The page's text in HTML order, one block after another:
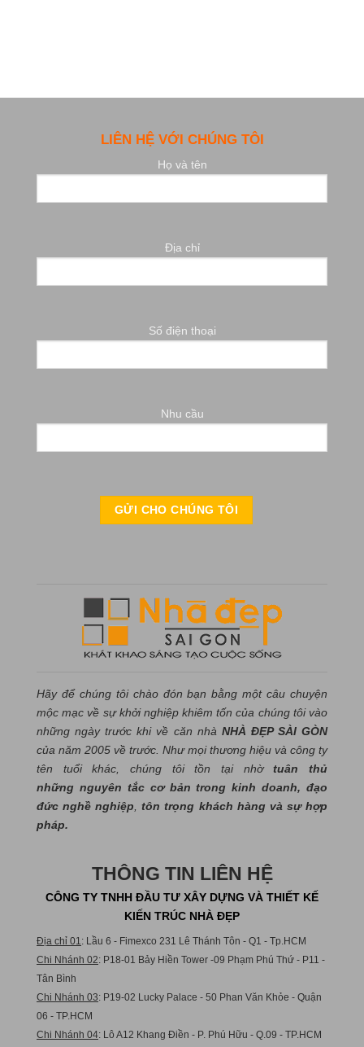
LIÊN HỆ VỚI CHÚNG TÔI
Họ và tên
Địa chỉ
Số điện thoại
Nhu cầu
Hãy để chúng tôi chào đón bạn bằng một câu chuyện
mộc mạc về sự khởi nghiệp khiêm tốn của chúng tôi vào
những ngày trước khi về căn nhà NHÀ ĐẸP SÀI GÒN
của năm 2005 về trước. Như mọi thương hiệu và công ty
tên tuổi khác, chúng tôi tồn tại nhờtuân thủ
những nguyên tắc cơ bản trong kinh doanh, đạo
đức nghề nghiệp ,tôn trọng khách hàng và sự hợp
pháp.
THÔNG TIN LIÊN HỆ
CÔNG TY TNHH ĐẦU TƯ XÂY DỰNG VÀ THIẾT KẾ
KIẾN TRÚC NHÀ ĐẸP
Địa chỉ 01 : Lầu 6 - Fimexco 231 Lê Thánh Tôn - Q1 - Tp.HCM
Chi Nhánh 02: P18-01 Bảy Hiền Tower -09 Phạm Phú Thứ - P11 -
Tân Bình
Chi Nhánh 03: P19-02 Lucky Palace - 50 Phan Văn Khỏe - Quận
06 - TP.HCM
Chi Nhánh 04: Lô A12 Khang Điền - P. Phú Hữu - Q.09 - TP.HCM